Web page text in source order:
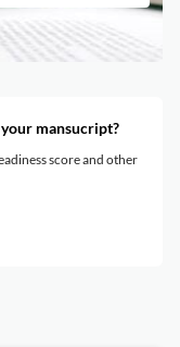
mansucript?
score and other